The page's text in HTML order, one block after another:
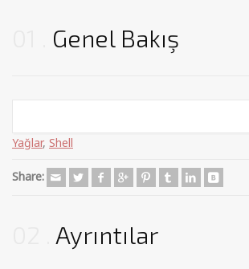
Genel Bakış
Yağlar, Shell
Share:
Ayrıntılar